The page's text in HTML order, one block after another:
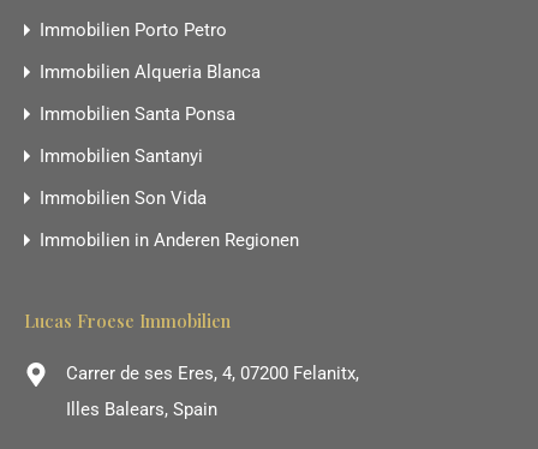
Immobilien Porto Petro
Immobilien Alqueria Blanca
Immobilien Santa Ponsa
Immobilien Santanyi
Immobilien Son Vida
Immobilien in Anderen Regionen
Lucas Froese Immobilien
Carrer de ses Eres, 4, 07200 Felanitx,
Illes Balears, Spain